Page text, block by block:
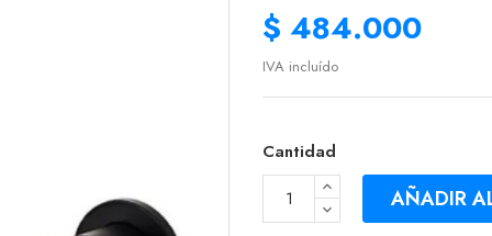
$ 484.000
IVA incluído
Cantidad
AÑADIR